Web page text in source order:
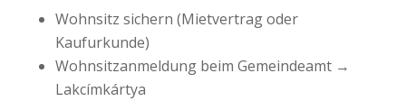
Wohnsitz sichern (Mietvertrag oder
Kaufurkunde)
Wohnsitzanmeldung beim Gemeindeamt →
Lakcímkártya